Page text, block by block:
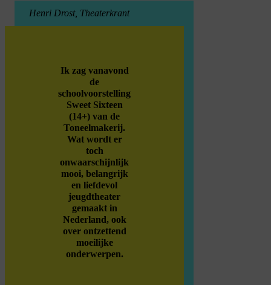
Henri Drost, Theaterkrant
Ik zag vanavond
de
schoolvoorstelling
Sweet Sixteen
(14+) van de
Toneelmakerij.
Wat wordt er
toch
onwaarschijnlijk
mooi, belangrijk
en liefdevol
jeugdtheater
gemaakt in
Nederland, ook
over ontzettend
moeilijke
onderwerpen.